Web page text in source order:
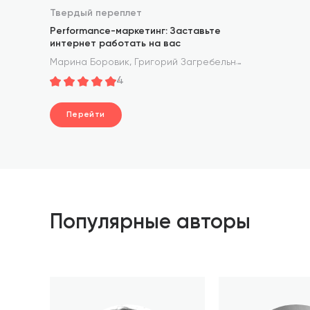
Твердый переплет
Performance-маркетинг: Заставьте
интернет работать на вас
Марина Боровик, Григорий Загребельный
4
Перейти
Популярные авторы